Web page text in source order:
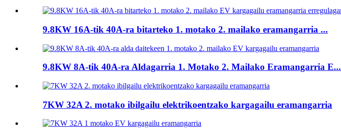
9.8KW 16A-tik 40A-ra bitarteko 1. motako 2. mailako eramangarria ...
9.8KW 8A-tik 40A-ra Aldagarria 1. Motako 2. Mailako Eramangarria E...
7KW 32A 2. motako ibilgailu elektrikoentzako kargagailu eramangarria